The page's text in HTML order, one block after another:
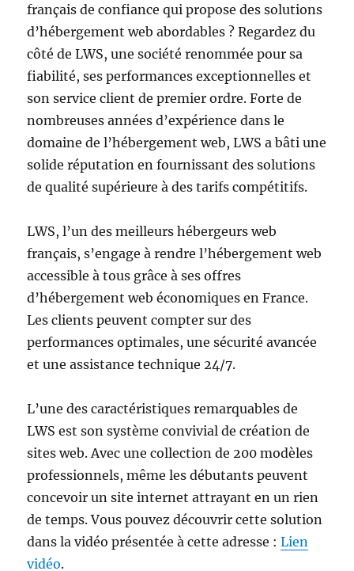
français de confiance qui propose des solutions
d’hébergement web abordables ? Regardez du
côté de LWS, une société renommée pour sa
fiabilité, ses performances exceptionnelles et
son service client de premier ordre. Forte de
nombreuses années d’expérience dans le
domaine de l’hébergement web, LWS a bâti une
solide réputation en fournissant des solutions
de qualité supérieure à des tarifs compétitifs.
LWS, l’un des meilleurs hébergeurs web
français, s’engage à rendre l’hébergement web
accessible à tous grâce à ses offres
d’hébergement web économiques en France.
Les clients peuvent compter sur des
performances optimales, une sécurité avancée
et une assistance technique 24/7.
L’une des caractéristiques remarquables de
LWS est son système convivial de création de
sites web. Avec une collection de 200 modèles
professionnels, même les débutants peuvent
concevoir un site internet attrayant en un rien
de temps. Vous pouvez découvrir cette solution
dans la vidéo présentée à cette adresse :Lien
vidéo.